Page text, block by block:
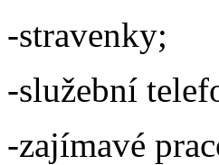
-stravenky;
-služební
-zajímavé